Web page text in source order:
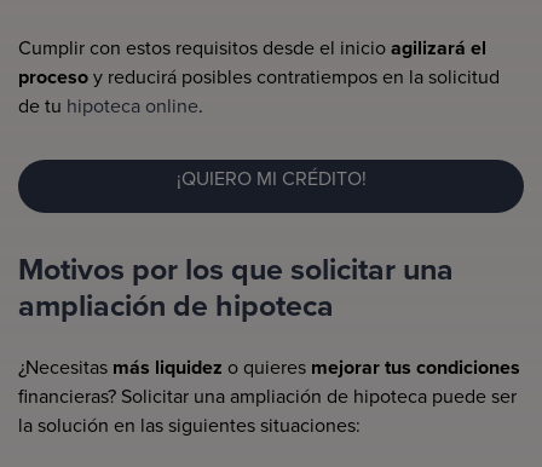
Cumplir con estos requisitos desde el inicioagilizará el
procesoy reducirá posibles contratiempos en la solicitud
de tu hipoteca online.
¡QUIERO MI CRÉDITO!
Motivos por los que solicitar una
ampliación de hipoteca
¿Necesitas más liquidez o quieres mejorar tus condiciones
financieras? Solicitar una ampliación de hipoteca puede ser
la solución en las siguientes situaciones: